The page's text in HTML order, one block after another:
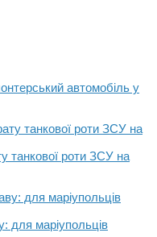
автомобіль у
танкової роти ЗСУ на
для маріупольців